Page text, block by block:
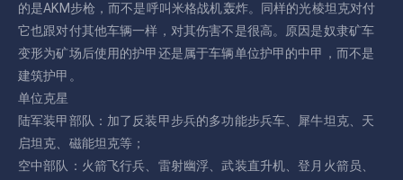
的是AKM步枪，而不是呼叫米格战机轰炸。同样的光棱坦克对付
它也跟对付其他车辆一样，对其伤害不是很高。原因是奴隶矿车
变形为矿场后使用的护甲还是属于车辆单位护甲的中甲，而不是
建筑护甲。
单位克星
陆军装甲部队：加了反装甲步兵的多功能步兵车、犀牛坦克、天
启坦克、磁能坦克等；
空中部队：火箭飞行兵、雷射幽浮、武装直升机、登月火箭员、